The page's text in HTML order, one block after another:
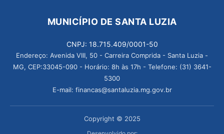
MUNICÍPIO DE SANTA LUZIA
CNPJ: 18.715.409/0001-50
Endereço: Avenida VIII, 50 - Carreira Comprida - Santa Luzia -
MG, CEP:33045-090 - Horário: 8h às 17h - Telefone: (31) 3641-
5300
E-mail: financas@santaluzia.mg.gov.br
Copyright © 2025